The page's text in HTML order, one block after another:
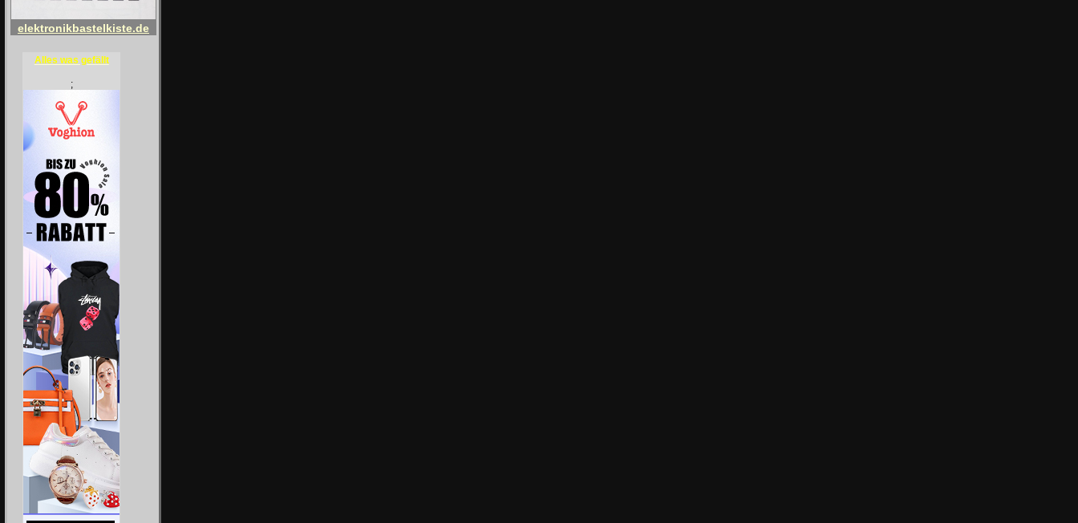
elektronikbastelkiste.de
Alles was gefällt
;